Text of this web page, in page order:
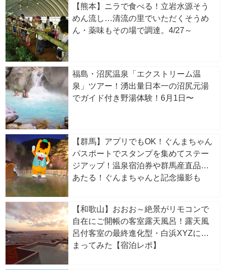
【熊本】ニラで食べる！立岩水源そう
めん流し…清流の里でいただくそうめ
ん・薬味もその場で調達。4/27～
福島・沼尻温泉「エクストリーム温
泉」ツアー！湧出量日本一の沼尻元湯
でガイド付き野湯体験！6月1日〜
【群馬】アプリでもOK！ぐんまちゃん
パスポートでスタンプを集めてステー
ジアップ！温泉宿泊券や群馬産直品が
あたる！ぐんまちゃんと記念撮影も
【和歌山】おおお～絶景がリモコンで
自在にご開帳の客室露天風呂！露天風
呂付客室の最終進化型・白浜XYZに泊
まってみた【宿泊レポ】